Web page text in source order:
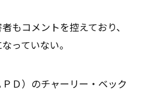
もコメントを控えており、
っていない。
Ｄ）のチャーリー・ベック